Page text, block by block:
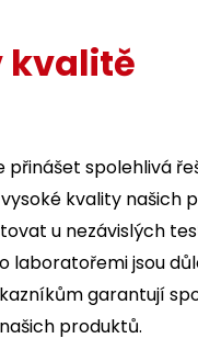
kvalitě
spolehlivá
kvality našich
u nezávislých
laboratořemi jsou
garantují
produktů.